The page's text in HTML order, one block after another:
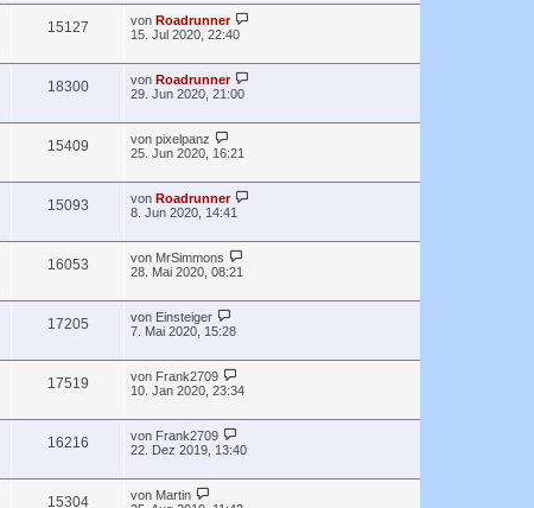
15127 von Roadrunner
15. Jul 2020, 22:40
18300 von Roadrunner
29. Jun 2020, 21:00
15409 von pixelpanz
25. Jun 2020, 16:21
15093 von Roadrunner
8. Jun 2020, 14:41
16053 von MrSimmons
28. Mai 2020, 08:21
17205 von Einsteiger
7. Mai 2020, 15:28
17519 von Frank2709
10. Jan 2020, 23:34
16216 von Frank2709
22. Dez 2019, 13:40
15304 von Martin